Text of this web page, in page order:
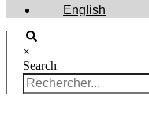
English
×
Search